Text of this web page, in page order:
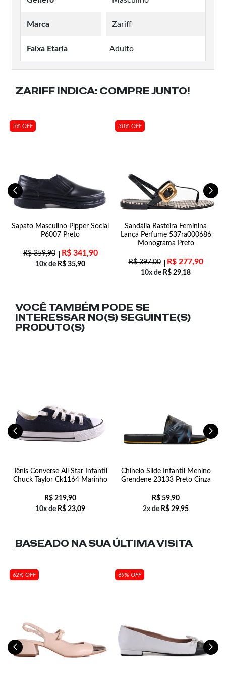
Marca Zariff
Faixa Etaria Adulto
ZARIFF INDICA: COMPRE JUNTO!
5% OFF
Sapato Masculino Pipper Social
P6007 Preto
R$359,90 R$341,90
10x de R$ 35,90
30% OFF
Sandália Rasteira Feminina
Lança Perfume 537ra000686
Monograma Preto
R$397,00 R$277,90
10x de R$ 29,18
VOCÊ TAMBÉM PODE SE
INTERESSAR NO(S) SEGUINTE(S)
PRODUTO(S)
Tênis Converse All Star Infantil
Chuck Taylor Ck1164 Marinho
R$ 219,90
10x de R$ 23,09
Chinelo Slide Infantil Menino
Grendene 23133 Preto Cinza
R$ 59,90
2x de R$ 29,95
BASEADO NA SUAÚLTIMA VISITA
62% OFF 69% OFF